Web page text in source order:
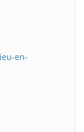
en-